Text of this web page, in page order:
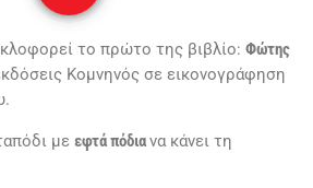
το πρώτο της βιβλίο: Φώτης
Κομνηνός σε εικονογράφηση
με εφτά πόδιανα κάνει τη